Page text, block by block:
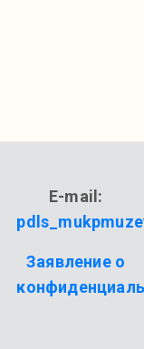
E-mail:
Заявление о